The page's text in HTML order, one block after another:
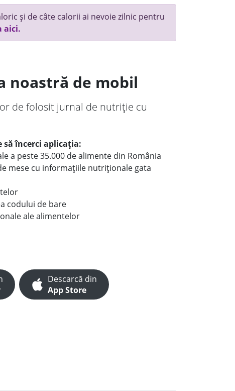
și de câte calorii ai nevoie zilnic pentru
aici.
noastră de mobil
de folosit jurnal de nutriție cu
să încerci aplicația:
a peste 35.000 de alimente din România
mese cu informațiile nutriționale gata
codului de bare
ale alimentelor
Descarcă din
App Store